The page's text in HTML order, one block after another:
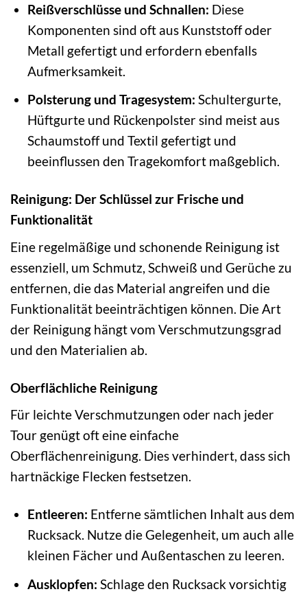
Reißverschlüsse und Schnallen: Diese
Komponenten sind oft aus Kunststoff oder
Metall gefertigt und erfordern ebenfalls
Aufmerksamkeit.
Polsterung und Tragesystem: Schultergurte,
Hüftgurte und Rückenpolster sind meist aus
Schaumstoff und Textil gefertigt und
beeinflussen den Tragekomfort maßgeblich.
Reinigung: Der Schlüssel zur Frische und
Funktionalität
Eine regelmäßige und schonende Reinigung ist
essenziell, um Schmutz, Schweiß und Gerüche zu
entfernen, die das Material angreifen und die
Funktionalität beeinträchtigen können. Die Art
der Reinigung hängt vom Verschmutzungsgrad
und den Materialien ab.
Oberflächliche Reinigung
Für leichte Verschmutzungen oder nach jeder
Tour genügt oft eine einfache
Oberflächenreinigung. Dies verhindert, dass sich
hartnäckige Flecken festsetzen.
Entleeren: Entferne sämtlichen Inhalt aus dem
Rucksack. Nutze die Gelegenheit, um auch alle
kleinen Fächer und Außentaschen zu leeren.
Ausklopfen: Schlage den Rucksack vorsichtig